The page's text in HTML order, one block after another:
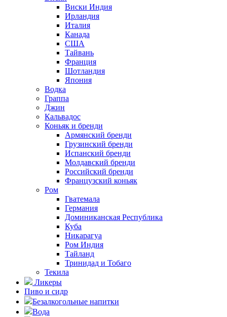
Виски Индия
Ирландия
Италия
Канада
США
Тайвань
Франция
Шотландия
Япония
Водка
Граппа
Джин
Кальвадос
Коньяк и бренди
Армянский бренди
Грузинский бренди
Испанский бренди
Молдавский бренди
Российский бренди
Французский коньяк
Ром
Гватемала
Германия
Доминиканская Республика
Куба
Никарагуа
Ром Индия
Тайланд
Тринидад и Тобаго
Текила
Ликеры
Пиво и сидр
Безалкогольные напитки
Вода